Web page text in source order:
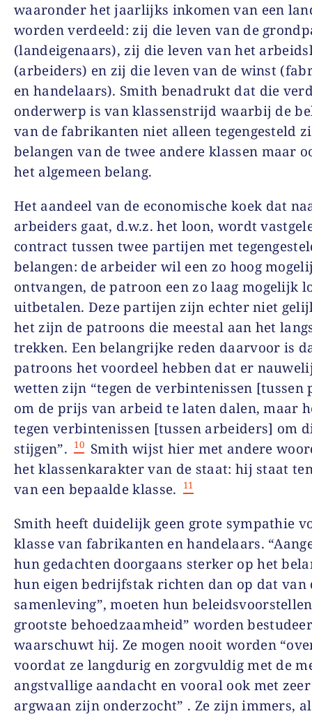
waaronder het jaarlijks inkomen van een
worden verdeeld: zij die leven van de
(landeigenaars), zij die leven van het
(arbeiders) en zij die leven van de winst
en handelaars). Smith benadrukt dat die
onderwerp is van klassenstrijd waarbij de
van de fabrikanten niet alleen tegengesteld
belangen van de twee andere klassen maar
het algemeen belang.
Het aandeel van de economische koek dat
arbeiders gaat, d.w.z. het loon, wordt
contract tussen twee partijen met
belangen: de arbeider wil een zo hoog
ontvangen, de patroon een zo laag mogelijk
uitbetalen. Deze partijen zijn echter niet
het zijn de patroons die meestal aan het
trekken. Een belangrijke reden daarvoor is
patroons het voordeel hebben dat er
wetten zijn “tegen de verbintenissen [tussen
om de prijs van arbeid te laten dalen, maar
tegen verbintenissen [tussen arbeiders] om
stijgen”.
10 Smith wijst hier met andere
het klassenkarakter van de staat: hij staat
van een bepaalde klasse.
11
Smith heeft duidelijk geen grote sympathie
klasse van fabrikanten en handelaars.
hun gedachten doorgaans sterker op het
hun eigen bedrijfstak richten dan op dat van
samenleving”, moeten hun
grootste behoedzaamheid” worden
waarschuwt hij. Ze mogen nooit worden
voordat ze langdurig en zorgvuldig met de
angstvallige aandacht en vooral ook met
argwaan zijn onderzocht” . Ze zijn immers,